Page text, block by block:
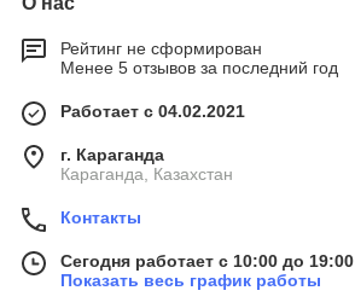
Рейтинг не сформирован
Менее 5 отзывов за последний год
Работает с 04.02.2021
г. Караганда
Караганда, Казахстан
Контакты
Сегодня работает с 10:00 до 19:00
Показать весь график работы